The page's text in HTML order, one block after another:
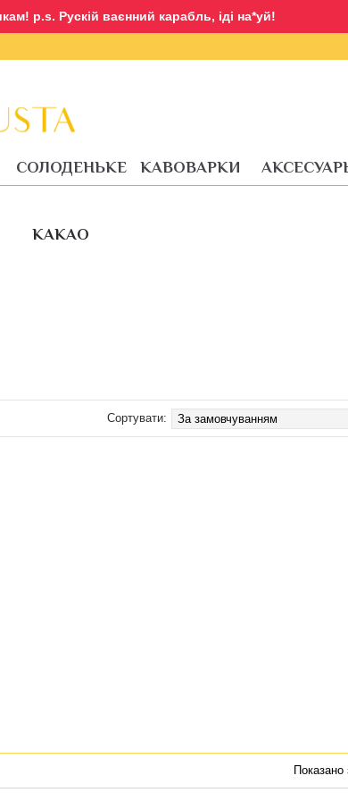
p.s. Рускій ваєнний карабль, іді на*уй!
СОЛОДЕНЬКЕ КАВОВАРКИ
КАКАО
Сортувати:
Показано